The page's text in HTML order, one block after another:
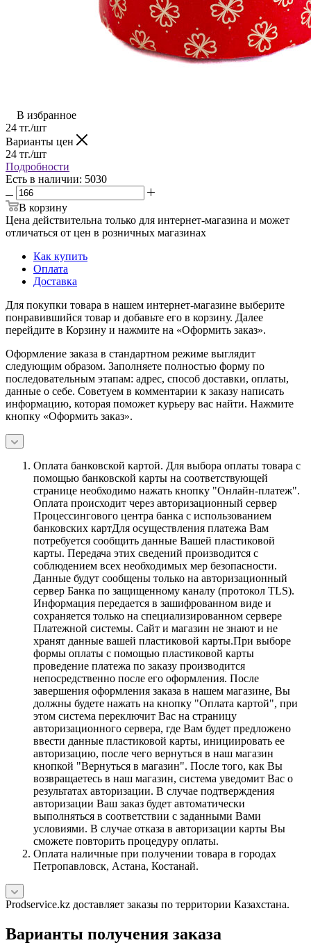
В избранное
24 тг./шт
Варианты цен
24 тг./шт
Подробности
Есть в наличии: 5030
В корзину
Цена действительна только для интернет-магазина и может
отличаться от цен в розничных магазинах
Как купить
Оплата
Доставка
Для покупки товара в нашем интернет-магазине выберите
понравившийся товар и добавьте его в корзину. Далее
перейдите в Корзину и нажмите на «Оформить заказ».
Оформление заказа в стандартном режиме выглядит
следующим образом. Заполняете полностью форму по
последовательным этапам: адрес, способ доставки, оплаты,
данные о себе. Советуем в комментарии к заказу написать
информацию, которая поможет курьеру вас найти. Нажмите
кнопку «Оформить заказ».
Оплата банковской картой. Для выбора оплаты товара с
помощью банковской карты на соответствующей
странице необходимо нажать кнопку "Онлайн-платеж".
Оплата происходит через авторизационный сервер
Процессингового центра банка с использованием
банковских картДля осуществления платежа Вам
потребуется сообщить данные Вашей пластиковой
карты. Передача этих сведений производится с
соблюдением всех необходимых мер безопасности.
Данные будут сообщены только на авторизационный
сервер Банка по защищенному каналу (протокол TLS).
Информация передается в зашифрованном виде и
сохраняется только на специализированном сервере
Платежной системы. Сайт и магазин не знают и не
хранят данные вашей пластиковой карты.При выборе
формы оплаты с помощью пластиковой карты
проведение платежа по заказу производится
непосредственно после его оформления. После
завершения оформления заказа в нашем магазине, Вы
должны будете нажать на кнопку "Оплата картой", при
этом система переключит Вас на страницу
авторизационного сервера, где Вам будет предложено
ввести данные пластиковой карты, инициировать ее
авторизацию, после чего вернуться в наш магазин
кнопкой "Вернуться в магазин". После того, как Вы
возвращаетесь в наш магазин, система уведомит Вас о
результатах авторизации. В случае подтверждения
авторизации Ваш заказ будет автоматически
выполняться в соответствии с заданными Вами
условиями. В случае отказа в авторизации карты Вы
сможете повторить процедуру оплаты.
Оплата наличные при получении товара в городах
Петропавловск, Астана, Костанай.
Prodservice.kz доставляет заказы по территории Казахстана.
Варианты получения заказа